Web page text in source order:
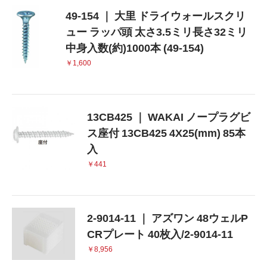
49-154 ｜ 大里 ドライウォールスクリ
ュー ラッパ頭 太さ3.5ミリ長さ32ミリ
中身入数(約)1000本 (49-154)
￥1,600
13CB425 ｜ WAKAI ノープラグビ
ス座付 13CB425 4X25(mm) 85本
入
￥441
2-9014-11 ｜ アズワン 48ウェルP
CRプレート 40枚入/2-9014-11
￥8,956